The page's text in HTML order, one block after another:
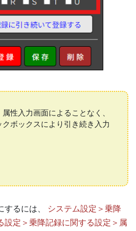
性入力画面によることなく、
ボックスにより引き続き入力
るには、
システム設定＞乗降
設定＞乗降記録に関する設定＞属